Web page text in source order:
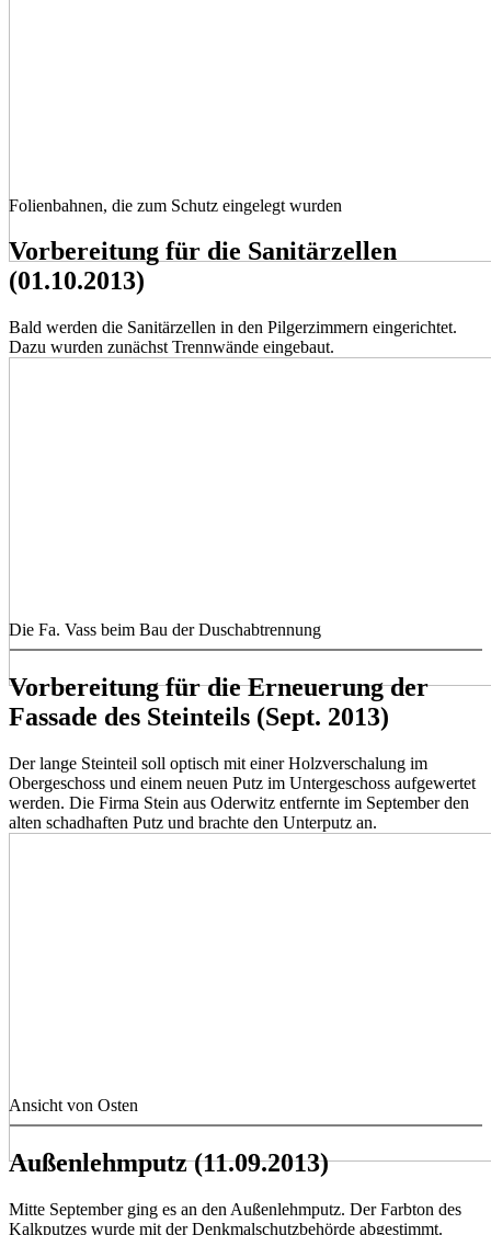
Folienbahnen, die zum Schutz eingelegt wurden
Vorbereitung für die Sanitärzellen
(01.10.2013)
Bald werden die Sanitärzellen in den Pilgerzimmern eingerichtet.
Dazu wurden zunächst Trennwände eingebaut.
Die Fa. Vass beim Bau der Duschabtrennung
Vorbereitung für die Erneuerung der
Fassade des Steinteils (Sept. 2013)
Der lange Steinteil soll optisch mit einer Holzverschalung im
Obergeschoss und einem neuen Putz im Untergeschoss aufgewertet
werden. Die Firma Stein aus Oderwitz entfernte im September den
alten schadhaften Putz und brachte den Unterputz an.
Ansicht von Osten
Außenlehmputz (11.09.2013)
Mitte September ging es an den Außenlehmputz. Der Farbton des
Kalkputzes wurde mit der Denkmalschutzbehörde abgestimmt.